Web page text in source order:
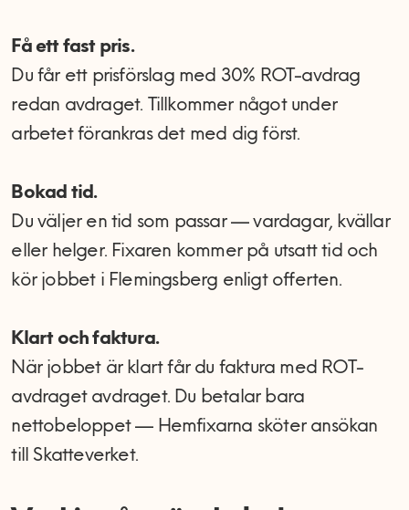
Få ett fast pris.
Du får ett prisförslag med 30% ROT-avdrag
redan avdraget. Tillkommer något under
arbetet förankras det med dig först.
Bokad tid.
Du väljer en tid som passar — vardagar, kvällar
eller helger. Fixaren kommer på utsatt tid och
kör jobbet i Flemingsberg enligt offerten.
Klart och faktura.
När jobbet är klart får du faktura med ROT-
avdraget avdraget. Du betalar bara
nettobeloppet — Hemfixarna sköter ansökan
till Skatteverket.